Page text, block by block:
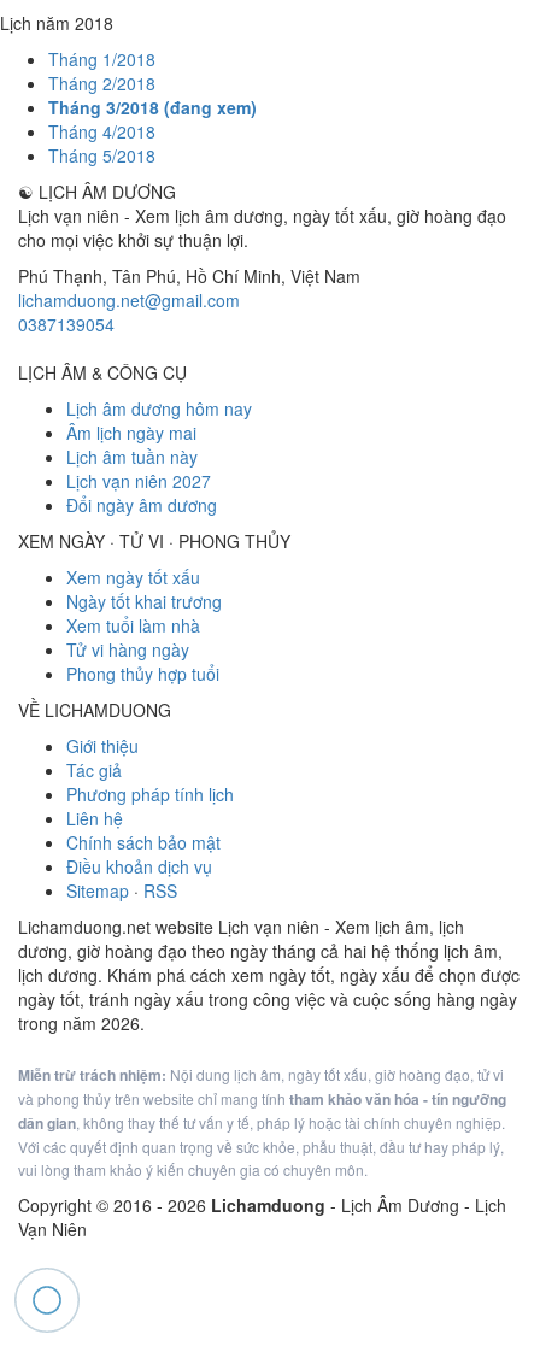
Lịch năm 2018
Tháng 1/2018
Tháng 2/2018
Tháng 3/2018 (đang xem)
Tháng 4/2018
Tháng 5/2018
☯ LỊCH ÂM DƯƠNG
Lịch vạn niên - Xem lịch âm dương, ngày tốt xấu, giờ hoàng đạo
cho mọi việc khởi sự thuận lợi.
Phú Thạnh, Tân Phú, Hồ Chí Minh, Việt Nam
lichamduong.net@gmail.com
0387139054
LỊCH ÂM & CÔNG CỤ
Lịch âm dương hôm nay
Âm lịch ngày mai
Lịch âm tuần này
Lịch vạn niên 2027
Đổi ngày âm dương
XEM NGÀY · TỬ VI · PHONG THỦY
Xem ngày tốt xấu
Ngày tốt khai trương
Xem tuổi làm nhà
Tử vi hàng ngày
Phong thủy hợp tuổi
VỀ LICHAMDUONG
Giới thiệu
Tác giả
Phương pháp tính lịch
Liên hệ
Chính sách bảo mật
Điều khoản dịch vụ
Sitemap · RSS
Lichamduong.net website Lịch vạn niên - Xem lịch âm, lịch
dương, giờ hoàng đạo theo ngày tháng cả hai hệ thống lịch âm,
lịch dương. Khám phá cách xem ngày tốt, ngày xấu để chọn được
ngày tốt, tránh ngày xấu trong công việc và cuộc sống hàng ngày
trong năm 2026.
Miễn trừ trách nhiệm: Nội dung lịch âm, ngày tốt xấu, giờ hoàng đạo, tử vi
và phong thủy trên website chỉ mang tính tham khảo văn hóa - tín ngưỡng
dân gian, không thay thế tư vấn y tế, pháp lý hoặc tài chính chuyên nghiệp.
Với các quyết định quan trọng về sức khỏe, phẫu thuật, đầu tư hay pháp lý,
vui lòng tham khảo ý kiến chuyên gia có chuyên môn.
Copyright © 2016 - 2026 Lichamduong - Lịch Âm Dương - Lịch
Vạn Niên